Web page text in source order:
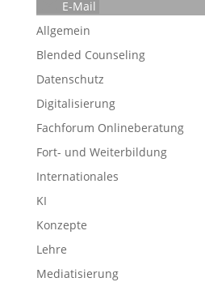
E-Mail
Allgemein
Blended Counseling
Datenschutz
Digitalisierung
Fachforum Onlineberatung
Fort- und Weiterbildung
Internationales
KI
Konzepte
Lehre
Mediatisierung